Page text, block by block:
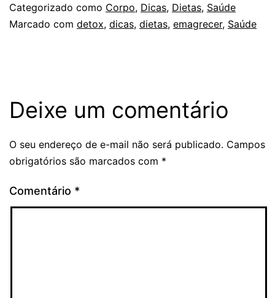
Categorizado como Corpo, Dicas, Dietas, Saúde
Marcado com detox, dicas, dietas, emagrecer, Saúde
Deixe um comentário
O seu endereço de e-mail não será publicado. Campos
obrigatórios são marcados com *
Comentário *